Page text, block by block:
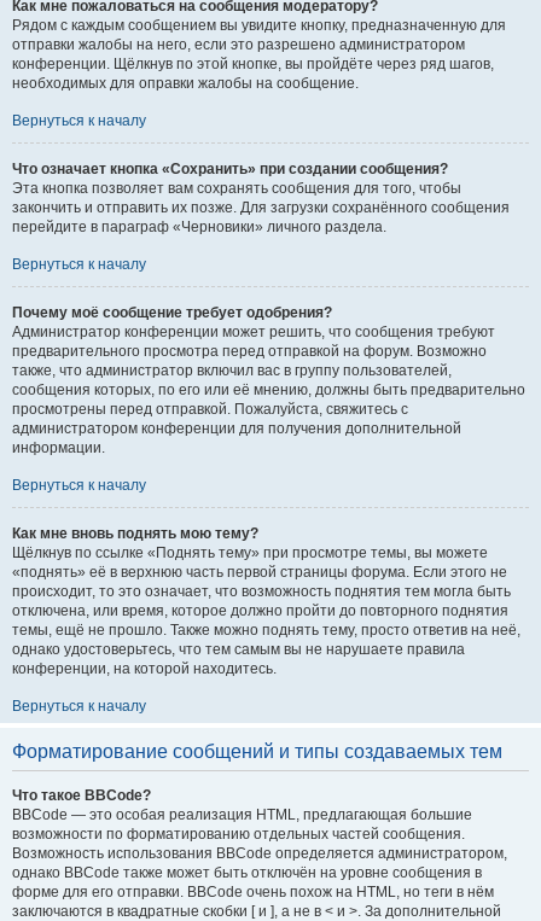
Как мне пожаловаться на сообщения модератору?
Рядом с каждым сообщением вы увидите кнопку, предназначенную для
отправки жалобы на него, если это разрешено администратором
конференции. Щёлкнув по этой кнопке, вы пройдёте через ряд шагов,
необходимых для оправки жалобы на сообщение.
Вернуться к началу
Что означает кнопка «Сохранить» при создании сообщения?
Эта кнопка позволяет вам сохранять сообщения для того, чтобы
закончить и отправить их позже. Для загрузки сохранённого сообщения
перейдите в параграф «Черновики» личного раздела.
Вернуться к началу
Почему моё сообщение требует одобрения?
Администратор конференции может решить, что сообщения требуют
предварительного просмотра перед отправкой на форум. Возможно
также, что администратор включил вас в группу пользователей,
сообщения которых, по его или её мнению, должны быть предварительно
просмотрены перед отправкой. Пожалуйста, свяжитесь с
администратором конференции для получения дополнительной
информации.
Вернуться к началу
Как мне вновь поднять мою тему?
Щёлкнув по ссылке «Поднять тему» при просмотре темы, вы можете
«поднять» её в верхнюю часть первой страницы форума. Если этого не
происходит, то это означает, что возможность поднятия тем могла быть
отключена, или время, которое должно пройти до повторного поднятия
темы, ещё не прошло. Также можно поднять тему, просто ответив на неё,
однако удостоверьтесь, что тем самым вы не нарушаете правила
конференции, на которой находитесь.
Вернуться к началу
Форматирование сообщений и типы создаваемых тем
Что такое BBCode?
BBCode — это особая реализация HTML, предлагающая большие
возможности по форматированию отдельных частей сообщения.
Возможность использования BBCode определяется администратором,
однако BBCode также может быть отключён на уровне сообщения в
форме для его отправки. BBCode очень похож на HTML, но теги в нём
заключаются в квадратные скобки [ и ], а не в < и >. За дополнительной